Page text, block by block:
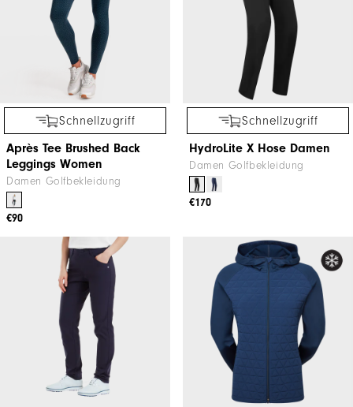
Schnellzugriff
Après Tee Brushed Back
Leggings Women
Damen Golfbekleidung
€90
Schnellzugriff
HydroLite X Hose Damen
Damen Golfbekleidung
€170